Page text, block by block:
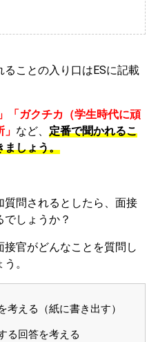
ことの入り口はESに記載
「ガクチカ（学生時代に頑
など、 定番で聞かれるこ
ましょう。
質問されるとしたら、面接
しょうか？
官がどんなことを質問し
。
える（紙に書き出す）
回答を考える